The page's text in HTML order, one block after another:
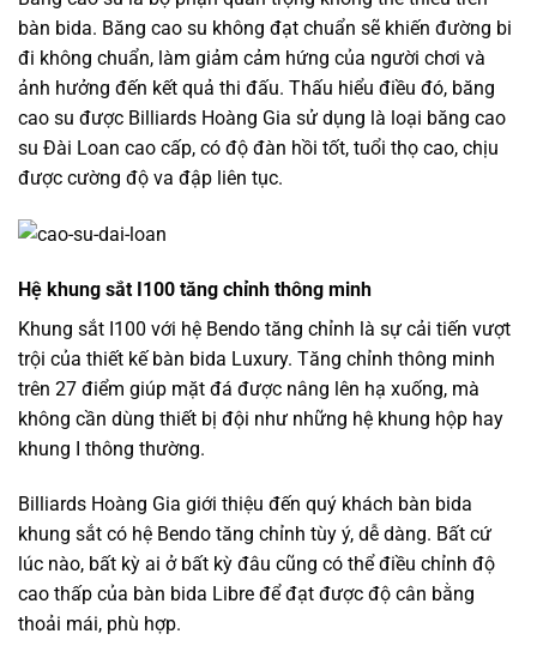
bàn bida. Băng cao su không đạt chuẩn sẽ khiến đường bi
đi không chuẩn, làm giảm cảm hứng của người chơi và
ảnh hưởng đến kết quả thi đấu. Thấu hiểu điều đó, băng
cao su được Billiards Hoàng Gia sử dụng là loại băng cao
su Đài Loan cao cấp, có độ đàn hồi tốt, tuổi thọ cao, chịu
được cường độ va đập liên tục.
Hệ khung sắt I100 tăng chỉnh thông minh
Khung sắt I100 với hệ Bendo tăng chỉnh là sự cải tiến vượt
trội của thiết kế bàn bida Luxury. Tăng chỉnh thông minh
trên 27 điểm giúp mặt đá được nâng lên hạ xuống, mà
không cần dùng thiết bị đội như những hệ khung hộp hay
khung I thông thường.
Billiards Hoàng Gia giới thiệu đến quý khách bàn bida
khung sắt có hệ Bendo tăng chỉnh tùy ý, dễ dàng. Bất cứ
lúc nào, bất kỳ ai ở bất kỳ đâu cũng có thể điều chỉnh độ
cao thấp của bàn bida Libre để đạt được độ cân bằng
thoải mái, phù hợp.